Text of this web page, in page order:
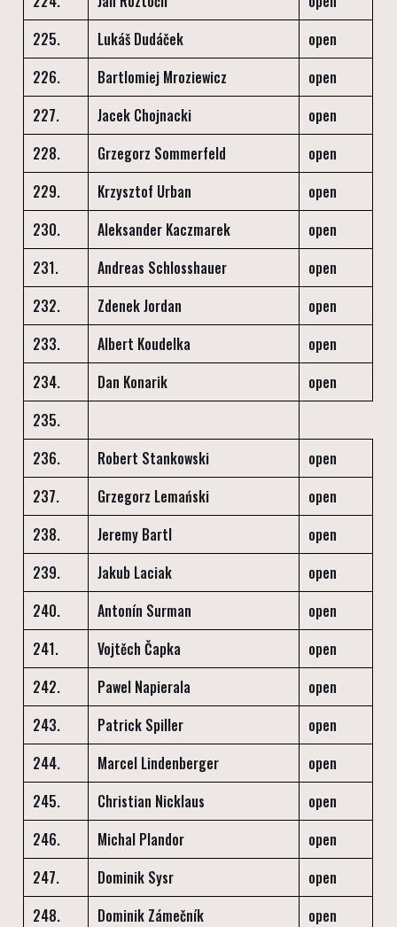
225.
Lukáš Dudáček
open
226.
Bartlomiej Mroziewicz
open
227.
Jacek Chojnacki
open
228.
Grzegorz Sommerfeld
open
229.
Krzysztof Urban
open
230.
Aleksander Kaczmarek
open
231.
Andreas Schlosshauer
open
232.
Zdenek Jordan
open
233.
Albert Koudelka
open
234.
Dan Konarik
open
235.
236.
Robert Stankowski
open
237.
Grzegorz Lemański
open
238.
Jeremy Bartl
open
239.
Jakub Laciak
open
240.
Antonín Surman
open
241.
Vojtěch Čapka
open
242.
Pawel Napierala
open
243.
Patrick Spiller
open
244.
Marcel Lindenberger
open
245.
Christian Nicklaus
open
246.
Michal Plandor
open
247.
Dominik Sysr
open
248.
Dominik Zámečník
open